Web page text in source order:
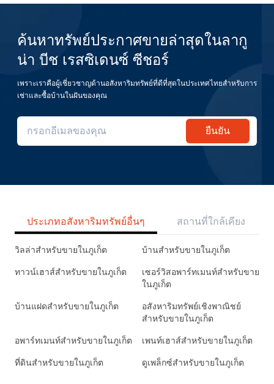
ค้นหาทรัพย์ประกาศขายล่าสุดในลากู
น่า บีช เรสซิเดนซ์ ซีชอร์
เพราะเราคือผู้เชี่ยวชาญด้านอสังหาริมทรัพย์ที่ดีที่สุดในประเทศไทยสำหรับการ
เช่าและซื้อบ้านในฝันของคุณ
ยืนยัน
ประเภทอสังหาริมทรัพย์อื่นๆ สถานที่ใกล้เคียง
วิลล่าสำหรับขายในภูเก็ต บ้านสำหรับขายในภูเก็ต
ทาวน์เฮาส์สำหรับขายในภูเก็ต
เซอร์วิสอพาร์ทเมนท์สำหรับขาย
ในภูเก็ต
บ้านแฝดสำหรับขายในภูเก็ต
อสังหาริมทรัพย์เชิงพาณิชย์
สำหรับขายในภูเก็ต
อพาร์ทเมนท์สำหรับขายในภูเก็ต เพนท์เฮาส์สำหรับขายในภูเก็ต
ที่ดินสำหรับขายในภูเก็ต ดูเพล็กซ์สำหรับขายในภูเก็ต